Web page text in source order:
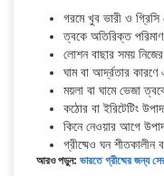
গরমে খুব ভারী ও
ত্বকে অতিরিক্ত পরিমাণ
লোশন বাছার সময়
ঘাম বা আর্দ্রতার
ময়লা বা ঘামে ভেজা
কঠোর বা ইরিটেটিং
কিনে নেওয়ার আগে
গ্রীষ্মেও ঘন শীতকালীন
আরও পড়ুন: ভারতে গ্রীষ্মের জন্য